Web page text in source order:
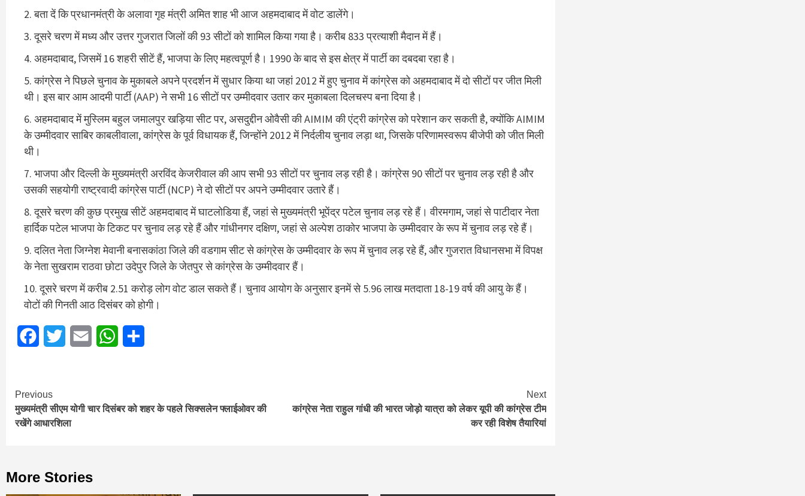
बता दें कि प्रधानमंत्री के अलावा गृह मंत्री अमित शाह भी आज अहमदाबाद में वोट डालेंगे।
दूसरे चरण में मध्य और उत्तर गुजरात जिलों की 93 सीटों को शामिल किया गया है। करीब 833 प्रत्याशी मैदान में हैं।
अहमदाबाद, जिसमें 16 शहरी सीटें हैं, भाजपा के लिए महत्वपूर्ण है। 1990 के बाद से इस क्षेत्र में पार्टी का दबदबा रहा है।
कांग्रेस ने पिछले चुनाव के मुकाबले अपने प्रदर्शन में सुधार किया था जहां 2012 में हुए चुनाव में कांग्रेस को अहमदाबाद में दो सीटों पर जीत मिली
थी। इस बार आम आदमी पार्टी (AAP) ने सभी 16 सीटों पर उम्मीदवार उतार कर मुकाबला दिलचस्प बना दिया है।
अहमदाबाद में मुस्लिम बहुल जमालपुर खड़िया सीट पर, असदुद्दीन ओवैसी की AIMIM की एंट्री कांग्रेस को परेशान कर सकती है, क्योंकि AIMIM
के उम्मीदवार साबिर काबलीवाला, कांग्रेस के पूर्व विधायक हैं, जिन्होंने 2012 में निर्दलीय चुनाव लड़ा था, जिसके परिणामस्वरूप बीजेपी को जीत मिली
थी।
भाजपा और दिल्ली के मुख्यमंत्री अरविंद केजरीवाल की आप सभी 93 सीटों पर चुनाव लड़ रही है। कांग्रेस 90 सीटों पर चुनाव लड़ रही है और
उसकी सहयोगी राष्ट्रवादी कांग्रेस पार्टी (NCP) ने दो सीटों पर अपने उम्मीदवार उतारे हैं।
दूसरे चरण की कुछ प्रमुख सीटें अहमदाबाद में घाटलोडिया हैं, जहां से मुख्यमंत्री भूपेंद्र पटेल चुनाव लड़ रहे हैं। वीरमगाम, जहां से पाटीदार नेता
हार्दिक पटेल भाजपा के टिकट पर चुनाव लड़ रहे हैं और गांधीनगर दक्षिण, जहां से अल्पेश ठाकोर भाजपा के उम्मीदवार के रूप में चुनाव लड़ रहे हैं।
दलित नेता जिग्नेश मेवानी बनासकांठा जिले की वडगाम सीट से कांग्रेस के उम्मीदवार के रूप में चुनाव लड़ रहे हैं, और गुजरात विधानसभा में विपक्ष
के नेता सुखराम राठवा छोटा उदेपुर जिले के जेतपुर से कांग्रेस के उम्मीदवार हैं।
दूसरे चरण में करीब 2.51 करोड़ लोग वोट डाल सकते हैं। चुनाव आयोग के अनुसार इनमें से 5.96 लाख मतदाता 18-19 वर्ष की आयु के हैं।
वोटों की गिनती आठ दिसंबर को होगी।
FacebookTwitter Email WhatsApp
Continue
Reading
Previous
मुख्यमंत्री सीएम योगी चार दिसंबर को शहर के पहले सिक्सलेन फ्लाईओवर की
रखेंगे आधारशिला
Next
कांग्रेस नेता राहुल गांधी की भारत जोड़ो यात्रा को लेकर यूपी की कांग्रेस टीम
कर रही विशेष तैयारियां
More Stories